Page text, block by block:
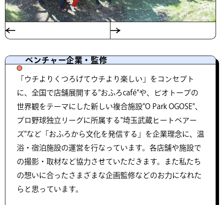
ベンチャー企業・監修
「ウチよりくつろげてウチより楽しい」をコンセプト
に、全国で店舗展開する"おふろcafé"や、ビオトープの
世界観をテーマにした新しい複合施設"O Park OGOSE"、
プロ野球独立リーグに所属する"埼玉武蔵ヒートベアー
ズ"など「おふろから文化を発信する」を企業理念に、温
浴・宿泊施設の運営を行なっています。各店舗や施設で
の撮影・取材など協力させていただきます。また私たち
の想いに合ったさまざまな企画監修などのお力になれた
らと思っています。